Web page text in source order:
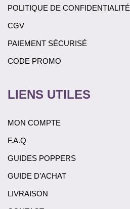
POLITIQUE DE CONFIDENTIALITÉ
CGV
PAIEMENT SÉCURISÉ
CODE PROMO
LIENS UTILES
MON COMPTE
F.A.Q
GUIDES POPPERS
GUIDE D’ACHAT
LIVRAISON